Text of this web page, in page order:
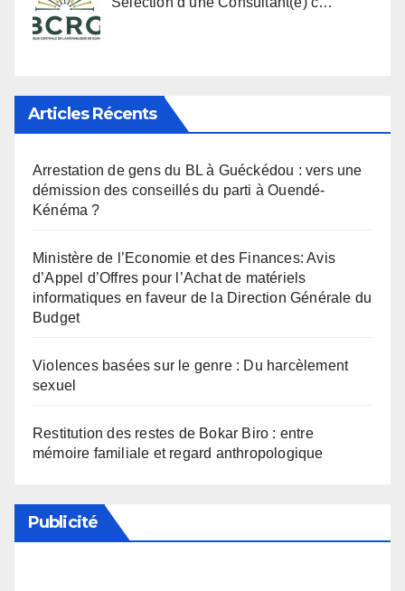
Articles Récents
Arrestation de gens du BL à Guéckédou : vers une
démission des conseillés du parti à Ouendé-
Kénéma ?
Ministère de l’Economie et des Finances: Avis
d’Appel d’Offres pour l’Achat de matériels
informatiques en faveur de la Direction Générale du
Budget
Violences basées sur le genre : Du harcèlement
sexuel
Restitution des restes de Bokar Biro : entre
mémoire familiale et regard anthropologique
Publicité